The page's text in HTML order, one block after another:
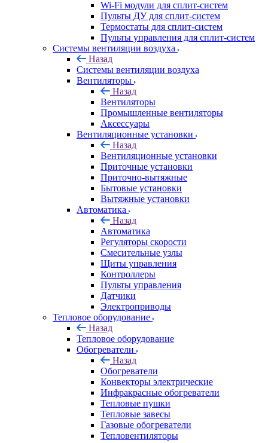
Wi-Fi модули для сплит-систем
Пульты ДУ для сплит-систем
Термостаты для сплит-систем
Пульты управления для сплит-систем
Системы вентиляции воздуха
Назад
Системы вентиляции воздуха
Вентиляторы
Назад
Вентиляторы
Промышленные вентиляторы
Аксессуары
Вентиляционные установки
Назад
Вентиляционные установки
Приточные установки
Приточно-вытяжные
Бытовые установки
Вытяжные установки
Автоматика
Назад
Автоматика
Регуляторы скорости
Смесительные узлы
Щиты управления
Контроллеры
Пульты управления
Датчики
Электроприводы
Тепловое оборудование
Назад
Тепловое оборудование
Обогреватели
Назад
Обогреватели
Конвекторы электрические
Инфракрасные обогреватели
Тепловые пушки
Тепловые завесы
Газовые обогреватели
Тепловентиляторы